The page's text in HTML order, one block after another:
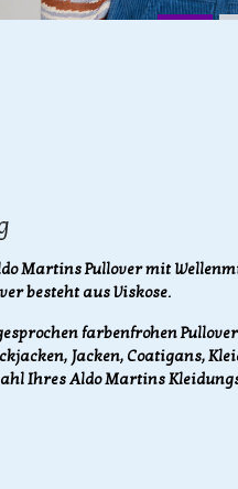
Martins Pullover mit
besteht aus Viskose.
farbenfrohen
Jacken, Coatigans,
Ihres Aldo Martins